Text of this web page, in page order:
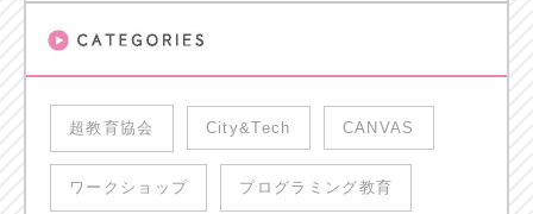
超教育協会 City&Tech CANVAS
ワークショップ プログラミング教育